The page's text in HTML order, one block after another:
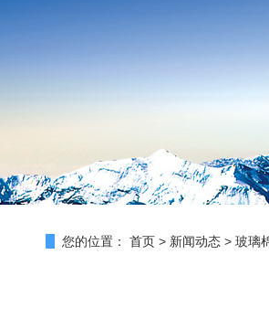
您的位置： 首页 > 新闻动态 > 玻璃